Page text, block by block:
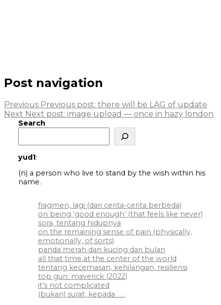
Post navigation
Previous Previous post: there will be LAG of update
Next Next post: image upload — once in hazy london
Search
yud1:
(n) a person who live to stand by the wish within his
name.
fragmen, lagi (dari cerita-cerita berbeda)
on being ‘good enough’ (that feels like never)
sora, tentang hidupnya
on the remaining sense of pain (physically,
emotionally, of sorts)
panda merah dan kucing dari bulan
all that time at the center of the world
tentang kecemasan, kehilangan, resiliensi
top gun: maverick (2022)
it’s not complicated
(bukan) surat, kepada . . .